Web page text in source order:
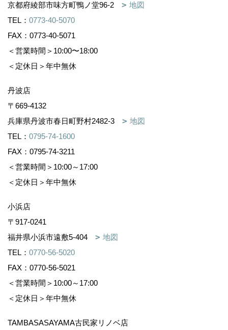
京都府綾部市味方町鴨ノ堂96-2
地図
TEL： 0773-40-5070
FAX：0773-40-5071
＜営業時間＞10:00〜18:00
＜定休日＞年中無休
丹波店
〒669-4132
兵庫県丹波市春日町野村2482-3
地図
TEL： 0795-74-1600
FAX：0795-74-3211
＜営業時間＞10:00～17:00
＜定休日＞年中無休
小浜店
〒917-0241
福井県小浜市遠敷5-404
地図
TEL： 0770-56-5020
FAX：0770-56-5021
＜営業時間＞10:00～17:00
＜定休日＞年中無休
TAMBASASAYAMA古民家リノベ店